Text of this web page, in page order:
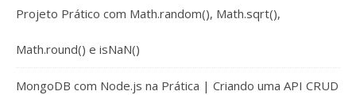
Projeto Prático com Math.random(), Math.sqrt(),
Math.round() e isNaN()
MongoDB com Node.js na Prática | Criando uma API CRUD